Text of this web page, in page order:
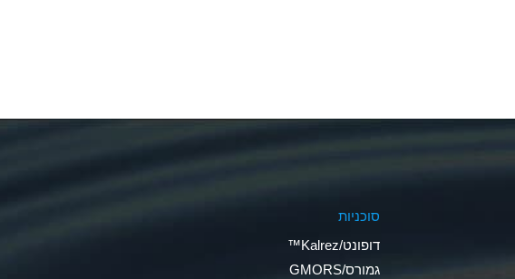
סוכניות
דופונט/Kalrez™
גמורס/GMORS